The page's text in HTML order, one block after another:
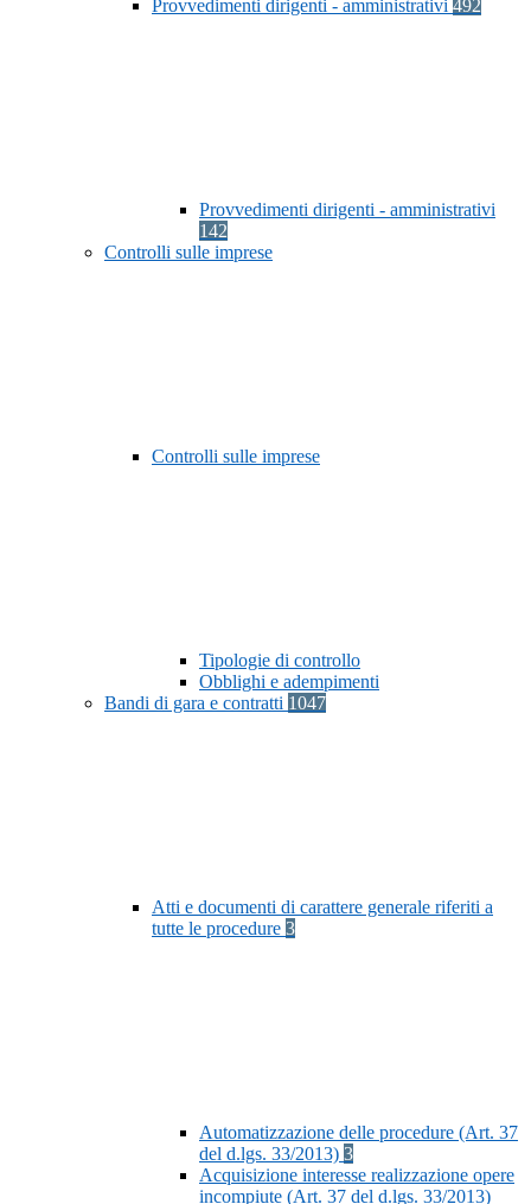
Provvedimenti dirigenti - amministrativi 492
Provvedimenti dirigenti - amministrativi
142
Controlli sulle imprese
Controlli sulle imprese
Tipologie di controllo
Obblighi e adempimenti
Bandi di gara e contratti 1047
Atti e documenti di carattere generale riferiti a
tutte le procedure 3
Automatizzazione delle procedure (Art. 37
del d.lgs. 33/2013) 3
Acquisizione interesse realizzazione opere
incompiute (Art. 37 del d.lgs. 33/2013)